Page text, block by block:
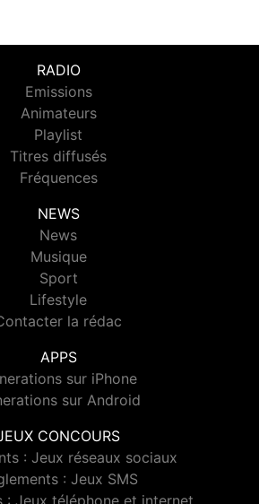
RADIO
Emissions
Animateurs
Playlist
Titres diffusés
Fréquences
NEWS
News
Musique
Sport
Lifestyle
la rédac
APPS
sur iPhone
sur Android
CONCOURS
: Jeux réseaux sociaux
: Jeux SMS